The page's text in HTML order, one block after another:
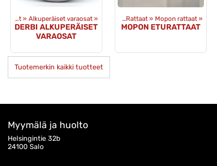
Varaosat ‪» Alkuperäiset varaosat ‪»
DERBI ALKUPERÄISET
VARAOSAT
Varaosat ‪» Voimansiirto ja toisioveto ‪» Rattaat ‪» Mopon rattaat ‪»
MOPON ETURATTAAT
Tuotemerkin kaikki tuotteet
Myymälä ja huolto
Helsingintie 32b
24100 Salo